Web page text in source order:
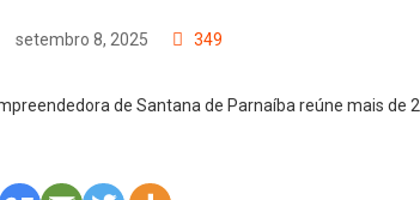
setembro 8, 2025 349